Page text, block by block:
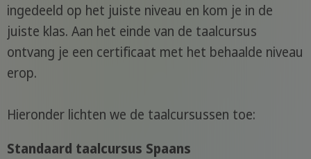
ingedeeld op het juiste niveau en kom je in de
juiste klas. Aan het einde van de taalcursus
ontvang je een certificaat met het behaalde niveau
erop.
Hieronder lichten we de taalcursussen toe:
Standaard taalcursus Spaans